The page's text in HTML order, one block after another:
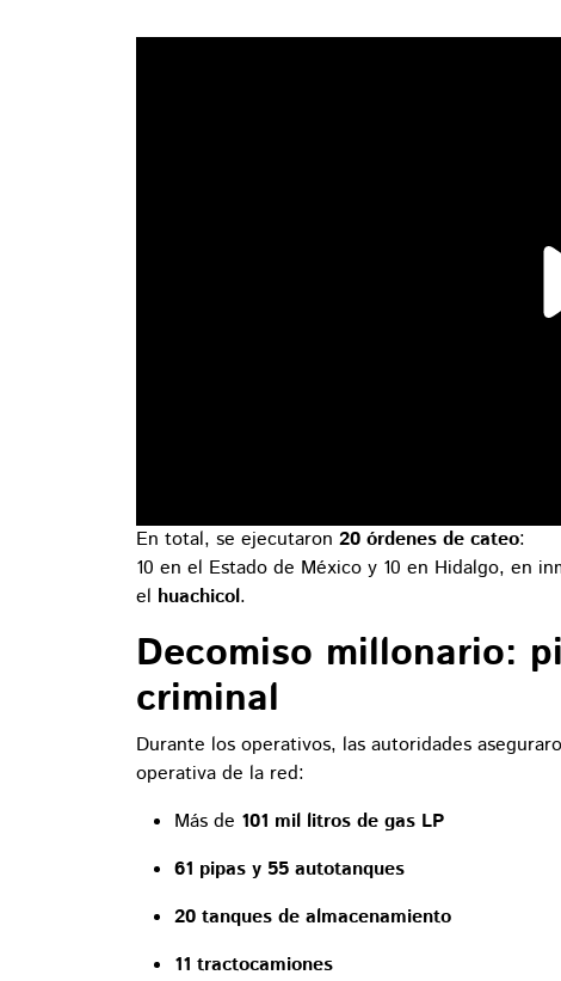
En total, se ejecutaron 20 órdenes de cateo:
10 en el Estado de México y 10 en Hidalgo, en
el huachicol.
Decomiso millonario:
criminal
Durante los operativos, las autoridades
operativa de la red:
Más de 101 mil litros de gas LP
61 pipas y 55 autotanques
20 tanques de almacenamiento
11 tractocamiones